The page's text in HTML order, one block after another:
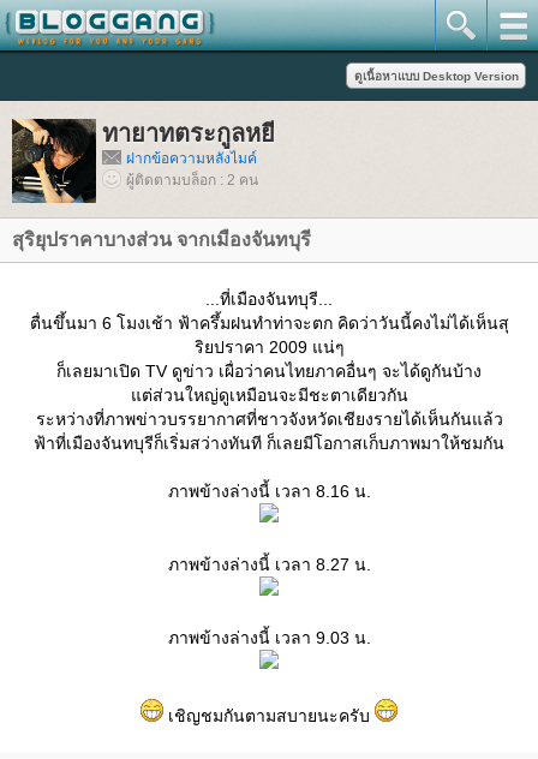
ทายาทตระกูลหยี
ฝากข้อความหลังไมค์
ผู้ติดตามบล็อก : 2 คน
สุริยุปราคาบางส่วน จากเมืองจันทบุรี
...ที่เมืองจันทบุรี...
ตื่นขึ้นมา 6 โมงเช้า ฟ้าครึ้มฝนทำท่าจะตก คิดว่าวันนี้คงไม่ได้เห็นสุ
ริยปราคา 2009 แน่ๆ
ก็เลยมาเปิด TV ดูข่าว เผื่อว่าคนไทยภาคอื่นๆ จะได้ดูกันบ้าง
ต่ส่วนใหญ่ดูเหมือนจะมีชะตาเดียวกัน
ระหว่างที่ภาพข่าวบรรยากาศที่ชาวจังหวัดเชียงรายได้เห็นกันแล้ว
ฟ้าที่เมืองจันทบุรีก็เริ่มสว่างทันที ก็เลยมีโอกาสเก็บภาพมาให้ชมกัน
ภาพข้างล่างนี้ เวลา 8.16 น.
ภาพข้างล่างนี้ เวลา 8.27 น.
ภาพข้างล่างนี้ เวลา 9.03 น.
เชิญชมกันตามสบายนะครับ